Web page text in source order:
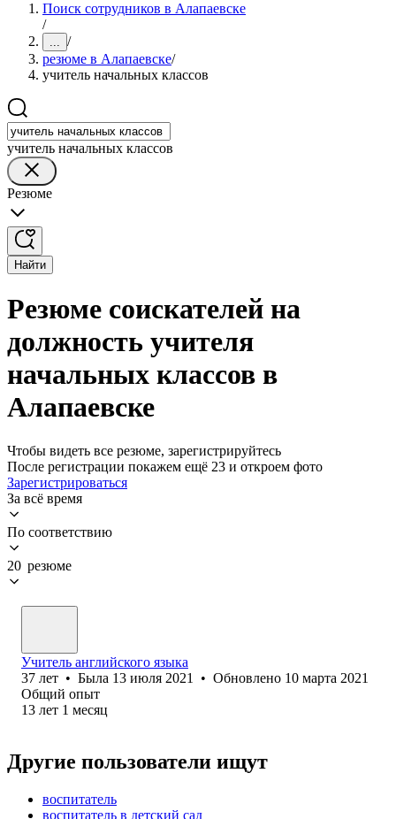
Поиск сотрудников в Алапаевске
/
... /
резюме в Алапаевске/
учитель начальных классов
учитель начальных классов
Резюме
Найти
Резюме соискателей на
должность учителя
начальных классов в
Алапаевске
Чтобы видеть все резюме, зарегистрируйтесь
После регистрации покажем ещё 23 и откроем фото
Зарегистрироваться
За всё время
По соответствию
20 резюме
Учитель английского языка
37 лет • Была 13 июля 2021 • Обновлено 10 марта 2021
Общий опыт
13 лет 1 месяц
Другие пользователи ищут
воспитатель
воспитатель в детский сад